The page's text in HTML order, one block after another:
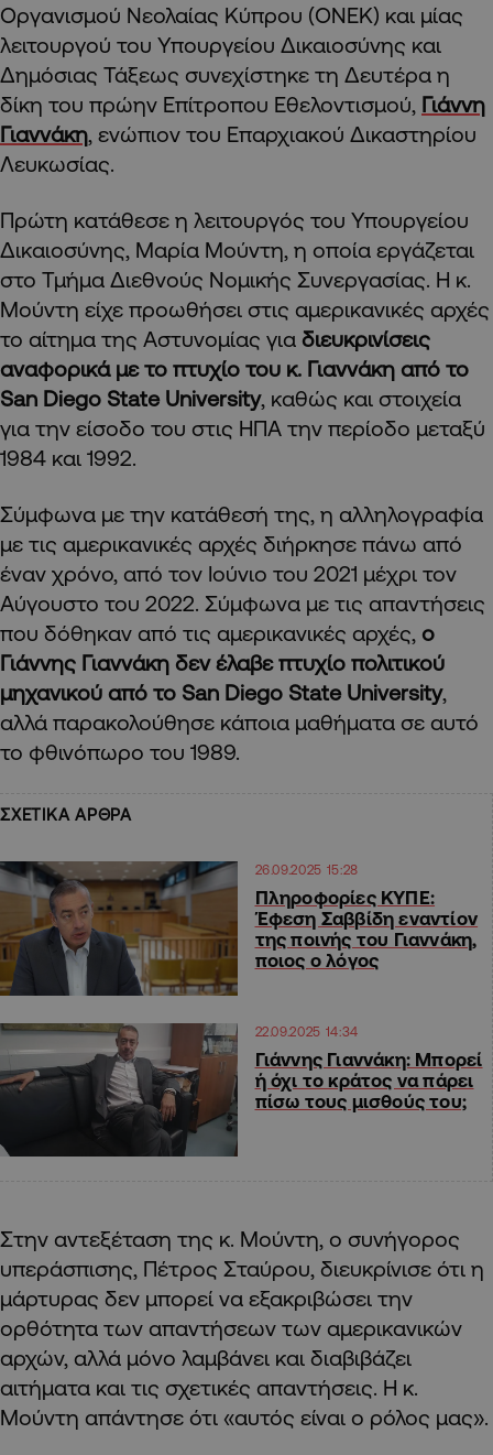
Οργανισμού Νεολαίας Κύπρου (ΟΝΕΚ) και μίας
λειτουργού του Υπουργείου Δικαιοσύνης και
Δημόσιας Τάξεως συνεχίστηκε τη Δευτέρα η
δίκη του πρώην Επίτροπου Εθελοντισμού, Γιάννη
Γιαννάκη, ενώπιον του Επαρχιακού Δικαστηρίου
Λευκωσίας.
Πρώτη κατάθεσε η λειτουργός του Υπουργείου
Δικαιοσύνης, Μαρία Μούντη, η οποία εργάζεται
στο Τμήμα Διεθνούς Νομικής Συνεργασίας. Η κ.
Μούντη είχε προωθήσει στις αμερικανικές αρχές
το αίτημα της Αστυνομίας για διευκρινίσεις
αναφορικά με το πτυχίο του κ. Γιαννάκη από το
San Diego State University, καθώς και στοιχεία
για την είσοδο του στις ΗΠΑ την περίοδο μεταξύ
1984 και 1992.
Σύμφωνα με την κατάθεσή της, η αλληλογραφία
με τις αμερικανικές αρχές διήρκησε πάνω από
έναν χρόνο, από τον Ιούνιο του 2021 μέχρι τον
Αύγουστο του 2022. Σύμφωνα με τις απαντήσεις
που δόθηκαν από τις αμερικανικές αρχές, ο
Γιάννης Γιαννάκη δεν έλαβε πτυχίο πολιτικού
μηχανικού από το San Diego State University,
αλλά παρακολούθησε κάποια μαθήματα σε αυτό
το φθινόπωρο του 1989.
ΣΧΕΤΙΚΑ ΑΡΘΡΑ
26.09.2025 15:28
Πληροφορίες ΚΥΠΕ:
Έφεση Σαββίδη εναντίον
της ποινής του Γιαννάκη,
ποιος ο λόγος
22.09.2025 14:34
Γιάννης Γιαννάκη: Μπορεί
ή όχι το κράτος να πάρει
πίσω τους μισθούς του;
Στην αντεξέταση της κ. Μούντη, ο συνήγορος
υπεράσπισης, Πέτρος Σταύρου, διευκρίνισε ότι η
μάρτυρας δεν μπορεί να εξακριβώσει την
ορθότητα των απαντήσεων των αμερικανικών
αρχών, αλλά μόνο λαμβάνει και διαβιβάζει
αιτήματα και τις σχετικές απαντήσεις. Η κ.
Μούντη απάντησε ότι «αυτός είναι ο ρόλος μας».